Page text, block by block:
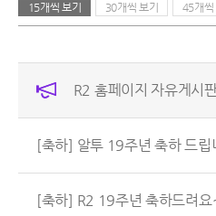
15개씩 보기 30개씩 보기 45개씩
R2 홈페이지 자유게시
[축하] 알투 19주년 축하 드립
[축하] R2 19주년 축하드려요